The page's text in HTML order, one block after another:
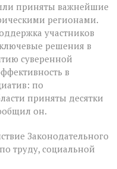
сессии,
ставшее
последним
для
VIII
созыва
приняты важнейшие
регионами.
участников
решения в
суверенной
в
по
приняты десятки
он.
Законодательного
труду, социальной